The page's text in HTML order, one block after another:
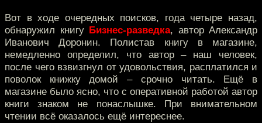
Вот в ходе очередных поисков, года четыре назад,
обнаружил книгу Бизнес-разведка, автор Александр
Иванович Доронин. Полистав книгу в магазине,
немедленно определил, что автор – наш человек,
после чего взвизгнул от удовольствия, расплатился и
поволок книжку домой – срочно читать. Ещё в
магазине было ясно, что с оперативной работой автор
книги знаком не понаслышке. При внимательном
чтении всё оказалось ещё интереснее.